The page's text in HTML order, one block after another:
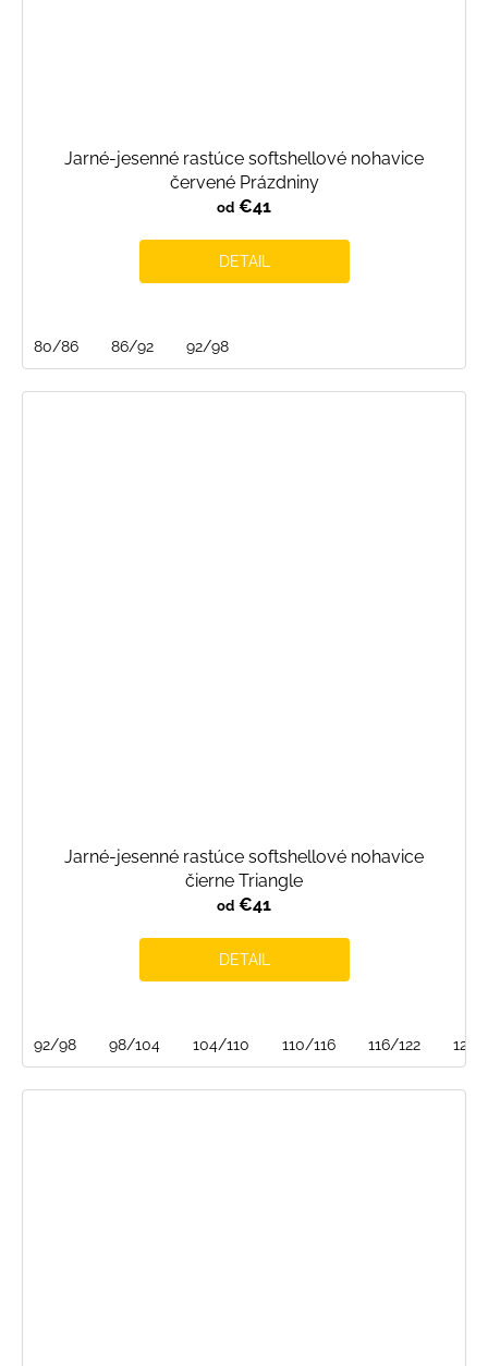
Jarné-jesenné rastúce softshellové nohavice
červené Prázdniny
od €41
DETAIL
80/86 86/92 92/98
Jarné-jesenné rastúce softshellové nohavice
čierne Triangle
od €41
DETAIL
92/98 98/104 104/110 110/116 116/122 122/